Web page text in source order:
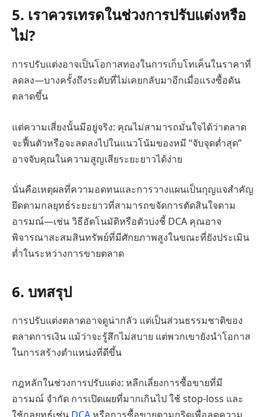
5. เราควรเทรดในช่วงการปรับแต่งหรือ
ไม่?
การปรับแต่งอาจเป็นโอกาสทองในการเก็บโทเค็นในราคาที่
ลดลง—บางครั้งถึงระดับที่ไม่เคยกลับมาอีกเมื่อแรงซื้อดัน
ตลาดขึ้น
แต่ความเสี่ยงนั้นมีอยู่จริง: คุณไม่สามารถมั่นใจได้ว่าตลาด
จะฟื้นตัวหรือจะลดลงไปในแนวโน้มของหมี “จับจุดต่ำสุด”
อาจจับคุณในความสูญเสียระยะยาวได้ง่าย
นั่นคือเหตุผลที่ความอดทนและการวางแผนเป็นกุญแจสำคัญ
ยึดตามกลยุทธ์ระยะยาวที่สามารถขจัดการตัดสินใจตาม
อารมณ์—เช่น วิธีอัตโนมัติหรือตัวบ่งชี้ DCA คุณอาจ
พิจารณาสะสมสินทรัพย์ที่มีศักยภาพสูงในขณะที่ยังประเมิน
ต่ำในระหว่างการขายตลาด
6. บทสรุป
การปรับแต่งตลาดอาจดูน่ากลัว แต่เป็นส่วนธรรมชาติของ
ตลาดการเงิน แม้ว่าจะรู้สึกไม่สบาย แต่พวกเขายังนำโอกาส
ในการสร้างตำแหน่งที่ดีขึ้น
กฎหลักในช่วงการปรับแต่ง: หลีกเลี่ยงการซื้อขายที่มี
อารมณ์ จำกัด การเปิดเผยที่มากเกินไป ใช้ stop-loss และ